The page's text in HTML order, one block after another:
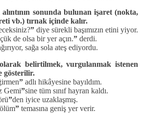
sonunda bulunan işaret (nokta,
vb.) tırnak içinde kalır.
” diye sürekli başımızın etini yiyor.
de olsa bir yer açın.” derdi.
sağa sola ateş ediyordu.
belirtilmek, vurgulanmak istenen
gösterilir.
” adlı hikâyesine bayıldım.
Gemi”sine tüm sınıf hayran kaldı.
”den iyice uzaklaşmış.
ölüm” temasına geniş yer verir.